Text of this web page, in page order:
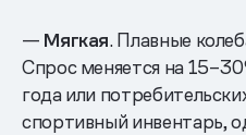
— Мягкая. Плавные
Спрос меняется на
года или
спортивный инвентарь,